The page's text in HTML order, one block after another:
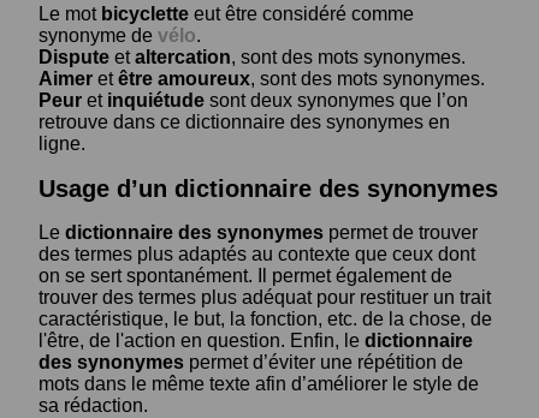
Le mot bicyclette eut être considéré comme
synonyme de vélo.
Dispute etaltercation, sont des mots synonymes.
Aimer etêtre amoureux, sont des mots synonymes.
Peur et inquiétude sont deux synonymes que l’on
retrouve dans ce dictionnaire des synonymes en
ligne.
Usage d’un dictionnaire des synonymes
Le dictionnaire des synonymes permet de trouver
des termes plus adaptés au contexte que ceux dont
on se sert spontanément. Il permet également de
trouver des termes plus adéquat pour restituer un trait
caractéristique, le but, la fonction, etc. de la chose, de
l'être, de l'action en question. Enfin, le dictionnaire
des synonymes permet d’éviter une répétition de
mots dans le même texte afin d’améliorer le style de
sa rédaction.